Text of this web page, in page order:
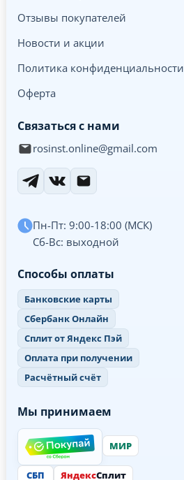
Отзывы покупателей
Новости и акции
Политика конфиденциальности
Оферта
Связаться с нами
rosinst.online@gmail.com
Пн-Пт: 9:00-18:00 (МСК)
Сб-Вс: выходной
Способы оплаты
Банковские карты
Сбербанк Онлайн
Сплит от Яндекс Пэй
Оплата при получении
Расчётный счёт
Мы принимаем
МИР
СБП ЯндексСплит